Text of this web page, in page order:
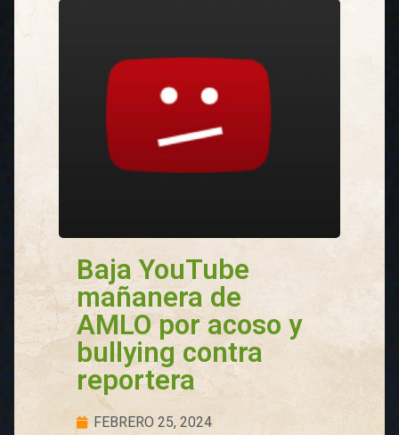
Baja YouTube
mañanera de
AMLO por acoso y
bullying contra
reportera
FEBRERO 25, 2024